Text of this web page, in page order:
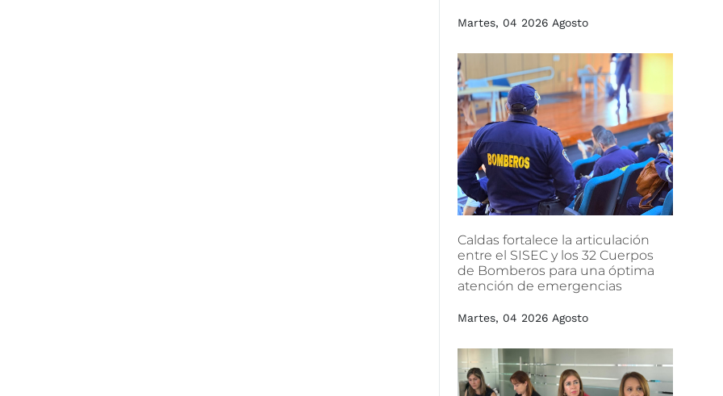
Martes, 04 2026 Agosto
Caldas fortalece la articulación
entre el SISEC y los 32 Cuerpos
de Bomberos para una óptima
atención de emergencias
Martes, 04 2026 Agosto